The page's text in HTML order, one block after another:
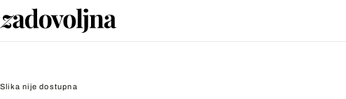
Slika nije dostupna